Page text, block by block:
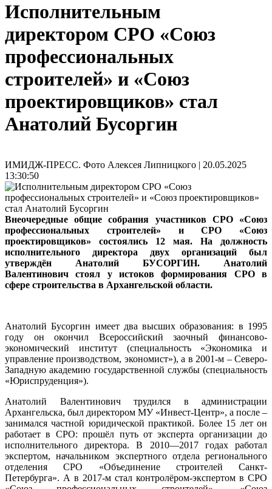
Исполнительным
директором СРО «Союз
профессиональных
строителей» и «Союз
проектировщиков» стал
Анатолий Бусоргин
ИМИДЖ-ПРЕСС. Фото Алексея Липницкого | 20.05.2025
13:30:50
Внеочередные общие собрания участников СРО «Союз
профессиональных строителей» и СРО «Союз
проектировщиков» состоялись 12 мая. На должность
исполнительного директора двух организаций был
утверждён Анатолий БУСОРГИН. Анатолий
Валентинович стоял у истоков формирования СРО в
сфере строительства в Архангельской области.
Анатолий Бусоргин имеет два высших образования: в 1995
году он окончил Всероссийский заочный финансово-
экономический институт (специальность «Экономика и
управление производством, экономист»), а в 2001-м – Северо-
Западную академию государственной службы (специальность
«Юриспруденция»).
Анатолий Валентинович трудился в администрации
Архангельска, был директором МУ «Инвест-Центр», а после –
занимался частной юридической практикой. Более 15 лет он
работает в СРО: прошёл путь от эксперта организации до
исполнительного директора. В 2010—2017 годах работал
экспертом, начальником экспертного отдела регионального
отделения СРО «Объединение строителей Санкт-
Петербурга». А в 2017-м стал контролёром-экспертом в СРО